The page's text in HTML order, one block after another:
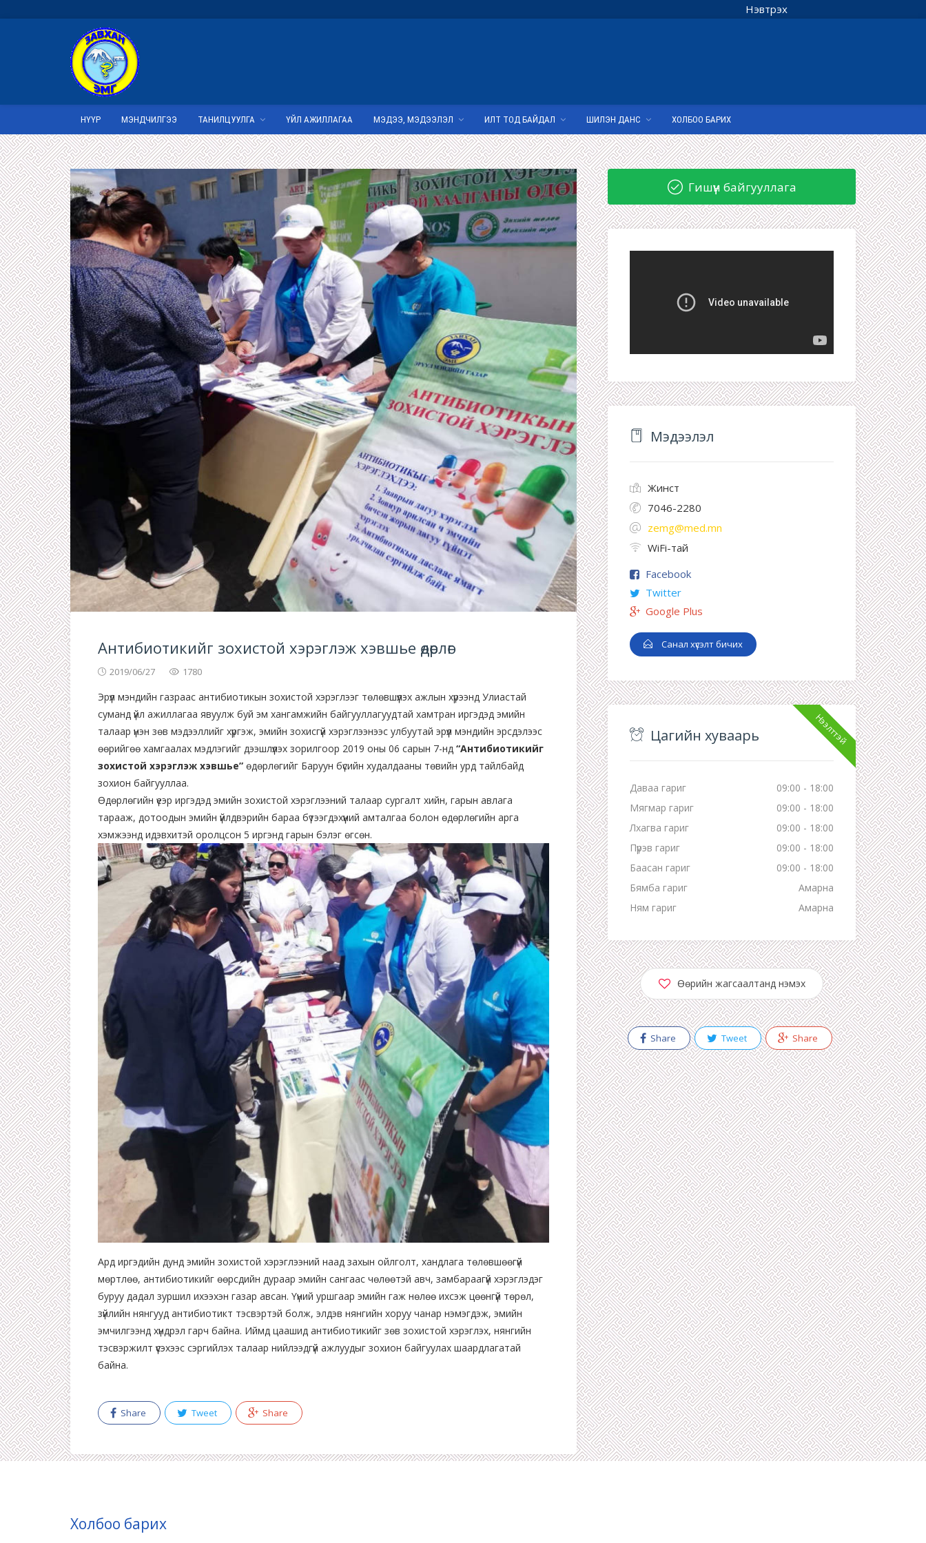
Нэвтрэх
НҮҮР МЭНДЧИЛГЭЭ ТАНИЛЦУУЛГА ҮЙЛ АЖИЛЛАГАА МЭДЭЭ, МЭДЭЭЛЭЛ ИЛТ ТОД БАЙДАЛ ШИЛЭН ДАНС ХОЛБОО БАРИХ
Антибиотикийг зохистой хэрэглэж хэвшье өдөрлөг
2019/06/27 1780
Эрүүл мэндийн газраас антибиотикын зохистой хэрэглээг төлөвшүүлэх ажлын хүрээнд Улиастай
суманд үйл ажиллагаа явуулж буй эм хангамжийн байгууллагуудтай хамтран иргэдэд эмийн
талаар үнэн зөв мэдээллийг хүргэж, эмийн зохисгүй хэрэглээнээс улбуутай эрүүл мэндийн эрсдэлээс
өөрийгөө хамгаалах мэдлэгийг дээшлүүлэх зорилгоор 2019 оны 06 сарын 7-нд “Антибиотикийг
зохистой хэрэглэж хэвшье” өдөрлөгийг Баруун бүсийн худалдааны төвийн урд тайлбайд
зохион байгууллаа.
Өдөрлөгийн үеэр иргэдэд эмийн зохистой хэрэглээний талаар сургалт хийн, гарын авлага
тарааж, дотоодын эмийн үйлдвэрийн бараа бүтээгдэхүүний амталгаа болон өдөрлөгийн арга
хэмжээнд идэвхитэй оролцсон 5 иргэнд гарын бэлэг өгсөн.
Ард иргэдийн дунд эмийн зохистой хэрэглээний наад захын ойлголт, хандлага төлөвшөөгүй
мөртлөө, антибиотикийг өөрсдийн дураар эмийн сангаас чөлөөтэй авч, замбараагүй хэрэглэдэг
буруу дадал зуршил ихээхэн газар авсан. Үүний уршгаар эмийн гаж нөлөө ихсэж цөөнгүй төрөл,
зүйлийн нянгууд антибиотикт тэсвэртэй болж, элдэв нянгийн хоруу чанар нэмэгдэж, эмийн
эмчилгээнд хүндрэл гарч байна. Иймд цаашид антибиотикийг зөв зохистой хэрэглэх, нянгийн
тэсвэржилт үүсэхээс сэргийлэх талаар нийлээдгүй ажлуудыг зохион байгуулах шаардлагатай
байна.
Share Tweet Share
Гишүүн байгууллага
Мэдээлэл
Жинст
7046-2280
zemg@med.mn
WiFi-тай
Facebook
Twitter
Google Plus
Санал хүсэлт бичих
Нээлттэй
Цагийн хуваарь
Даваа гариг
09:00 - 18:00
Мягмар гариг
09:00 - 18:00
Лхагва гариг
09:00 - 18:00
Пүрэв гариг
09:00 - 18:00
Баасан гариг
09:00 - 18:00
Бямба гариг
Амарна
Ням гариг
Амарна
Өөрийн жагсаалтанд нэмэх
Share Tweet Share
Холбоо барих